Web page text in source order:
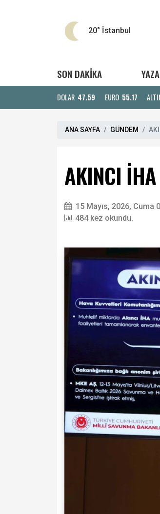
20° İstanbul
SON DAKİKA
DOLAR 47.59 EURO 55.17
ANA SAYFA GÜNDEM
AKINCI
15 Mayıs, 2026, Cuma
484 kez okundu.